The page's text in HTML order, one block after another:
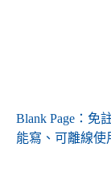
Blank Page：免
能寫、可離線使